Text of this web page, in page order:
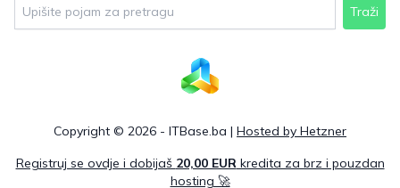
Traži
Copyright © 2026 - ITBase.ba | Hosted by Hetzner
Registruj se ovdje i dobijaš 20,00 EURkredita za brz i pouzdan
hosting 🚀